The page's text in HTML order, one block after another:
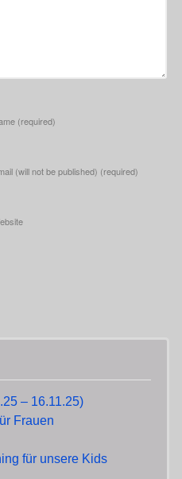
(required)
(will not be published) (required)
– 16.11.25)
Frauen
für unsere Kids